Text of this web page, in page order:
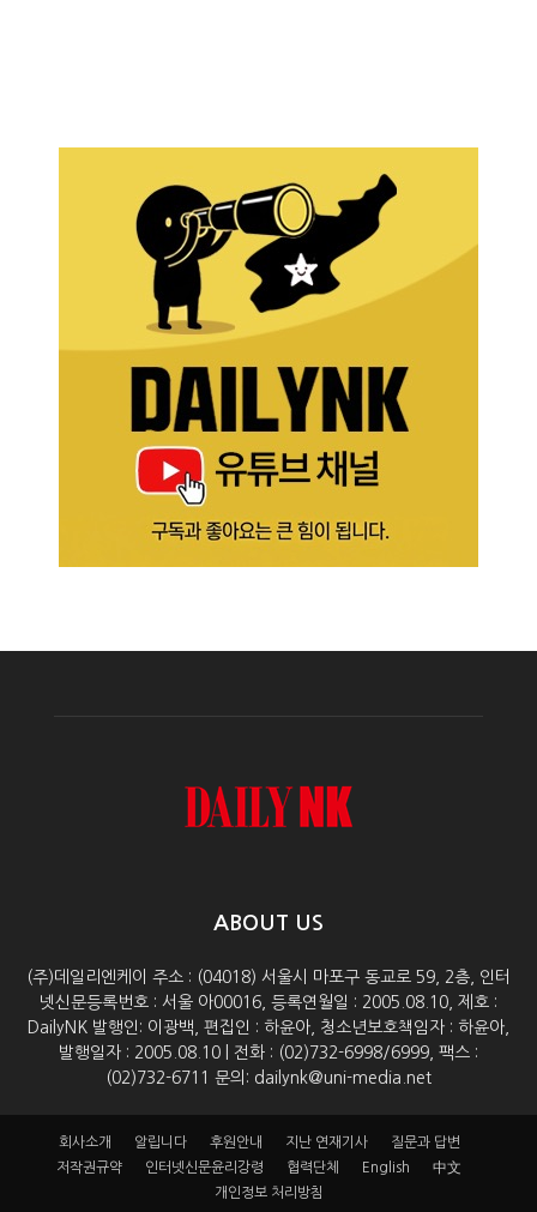
ABOUT US
(주)데일리엔케이 주소 : (04018) 서울시 마포구 동교로 59, 2층, 인터
넷신문등록번호 : 서울 아00016, 등록연월일 : 2005.08.10, 제호 :
DailyNK 발행인: 이광백, 편집인 : 하윤아, 청소년보호책임자 : 하윤아,
발행일자 : 2005.08.10 | 전화 : (02)732-6998/6999, 팩스 :
(02)732-6711 문의: dailynk@uni-media.net
회사소개 알립니다 후원안내 지난 연재기사
질문과 답변
저작권규약
인터넷신문윤리강령 협력단체 English
中文
개인정보 처리방침